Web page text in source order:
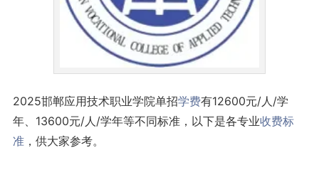
2025邯郸应用技术职业学院单招学费有12600元/人/学
年、13600元/人/学年等不同标准，以下是各专业收费标
准，供大家参考。